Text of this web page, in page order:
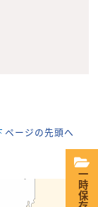
ページの先頭へ
一時保存